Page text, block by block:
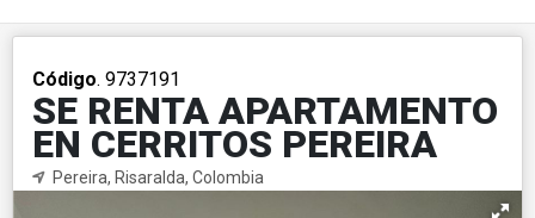
Código. 9737191
SE RENTA APARTAMENTO
EN CERRITOS PEREIRA
Pereira, Risaralda, Colombia